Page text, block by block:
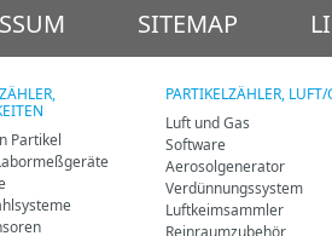
SITEMAP
Partikel
PARTIKELZÄHLER, LUFT/
Luft und Gas
Software
Aerosolgenerator
Verdünnungssystem
Luftkeimsammler
Reinraumzubehör